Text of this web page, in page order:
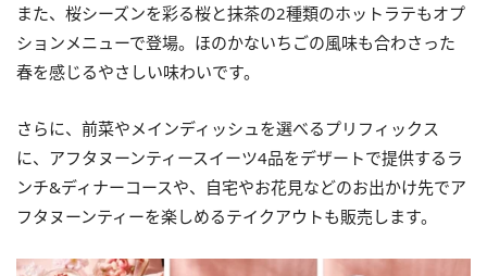
また、桜シーズンを彩る桜と抹茶の2種類のホットラテもオプ
ションメニューで登場。ほのかないちごの風味も合わさった
春を感じるやさしい味わいです。
さらに、前菜やメインディッシュを選べるプリフィックス
に、アフタヌーンティースイーツ4品をデザートで提供するラ
ンチ&ディナーコースや、自宅やお花見などのお出かけ先でア
フタヌーンティーを楽しめるテイクアウトも販売します。